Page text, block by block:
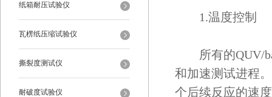
纸箱耐压试验仪
瓦楞纸压缩试验仪
撕裂度测试仪
耐破度试验仪
1.温度控制
所有的QUV/
和加速测试进程
个后续反应的速